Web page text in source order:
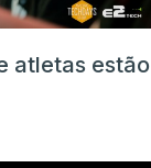
atletas estão